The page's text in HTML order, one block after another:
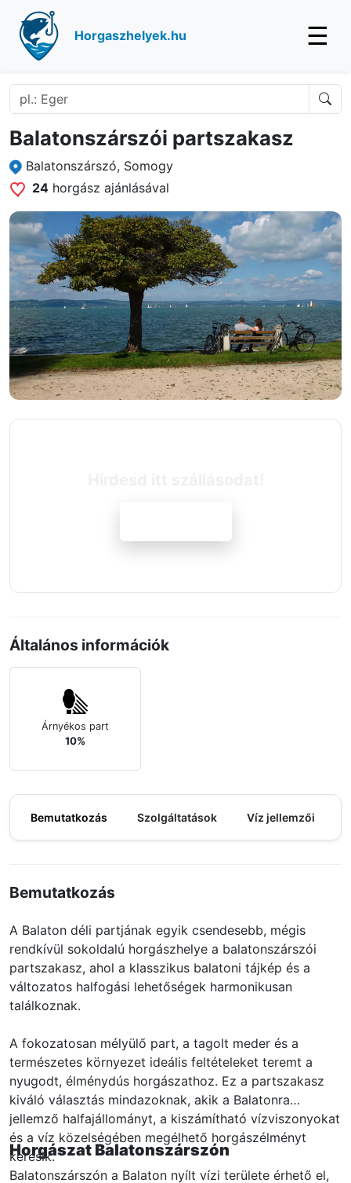
Horgaszhelyek.hu ☰
Balatonszárszói partszakasz
Balatonszárszó, Somogy
24 horgász ajánlásával
Általános információk
Árnyékos part
10%
Bemutatkozás Szolgáltatások Víz jellemzői
Bemutatkozás
A Balaton déli partjának egyik csendesebb, mégis
rendkívül sokoldalú horgászhelye a balatonszárszói
partszakasz, ahol a klasszikus balatoni tájkép és a
változatos halfogási lehetőségek harmonikusan
találkoznak.
A fokozatosan mélyülő part, a tagolt meder és a
természetes környezet ideális feltételeket teremt a
nyugodt, élménydús horgászathoz. Ez a partszakasz
kiváló választás mindazoknak, akik a Balatonra
jellemző halfajállományt, a kiszámítható vízviszonyokat
és a víz közelségében megélhető horgászélményt
keresik.
Horgászat Balatonszárszón
Balatonszárszón a Balaton nyílt vízi területe érhető el,